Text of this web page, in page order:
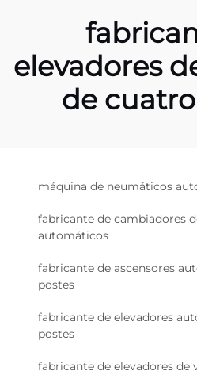
elevadores
de
máquina de neumáticos
fabricante de cambiadores
automáticos
fabricante de ascensores
postes
fabricante de elevadores
postes
fabricante de elevadores de